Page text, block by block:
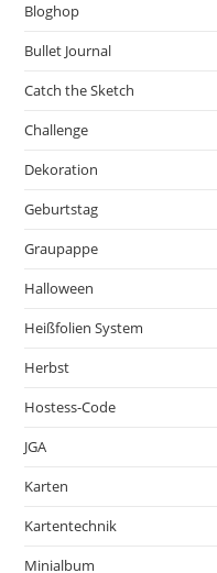
Bloghop
Bullet Journal
Catch the Sketch
Challenge
Dekoration
Geburtstag
Graupappe
Halloween
Heißfolien System
Herbst
Hostess-Code
JGA
Karten
Kartentechnik
Minialbum